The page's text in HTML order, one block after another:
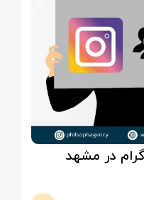
در مشهد